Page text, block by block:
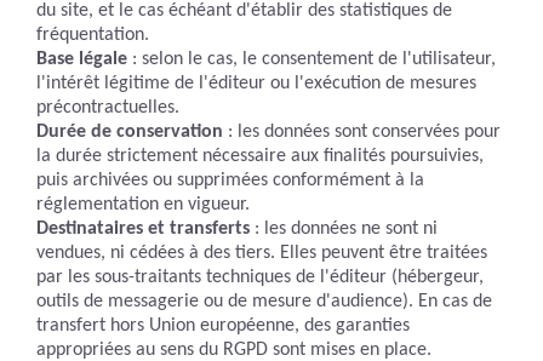
du site, et le cas échéant d'établir des statistiques de
fréquentation.
Base légale : selon le cas, le consentement de l'utilisateur,
l'intérêt légitime de l'éditeur ou l'exécution de mesures
précontractuelles.
Durée de conservation : les données sont conservées pour
la durée strictement nécessaire aux finalités poursuivies,
puis archivées ou supprimées conformément à la
réglementation en vigueur.
Destinataires et transferts : les données ne sont ni
vendues, ni cédées à des tiers. Elles peuvent être traitées
par les sous-traitants techniques de l'éditeur (hébergeur,
outils de messagerie ou de mesure d'audience). En cas de
transfert hors Union européenne, des garanties
appropriées au sens du RGPD sont mises en place.